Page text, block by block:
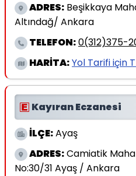
Nöbetçi
ADRES: Beşikkaya
Altındağ/ Ankara
TELEFON:0(312)375-
HARİTA:Yol Tarifi için
Kayıran Eczanesi
İLÇE:Ayaş
ADRES:Camiatik
No:30/31 Ayaş / Ankara